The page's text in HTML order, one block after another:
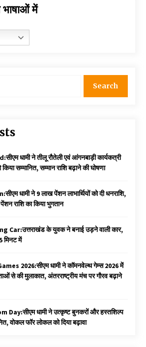
भाषाओं में
धामी ने तीलू रौतेली एवं आंगनबाड़ी कार्यकत्री
सम्मानित, सम्मान राशि बढ़ाने की घोषणा
धामी ने 9 लाख पेंशन लाभार्थियों को दी धनराशि, ₹
राशि का किया भुगतान
के युवक ने बनाई उड़ने वाली कार,
मिनट में
2026:सीएम धामी ने कॉमनवेल्थ गेम्स 2026 में
से की मुलाकात, अंतरराष्ट्रीय मंच पर गौरव बढ़ाने
धामी ने उत्कृष्ट बुनकरों और हस्तशिल्प
वोकल फॉर लोकल को दिया बढ़ावा